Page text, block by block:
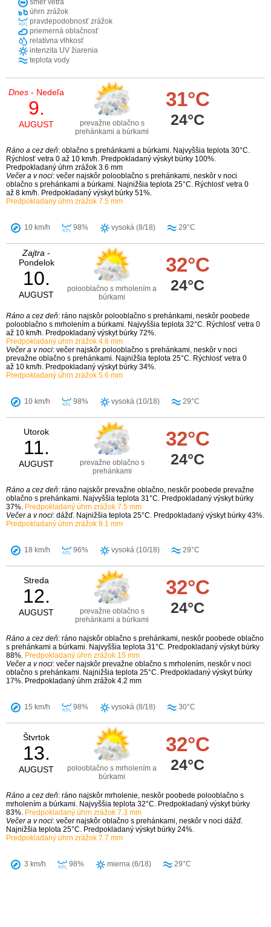
smer vetra
úhrn zrážok
pravdepodobnosť zrážok
priemerná oblačnosť
relatívna vlhkosť
intenzita UV žiarenia
teplota vody
Dnes - Nedeľa
9.
AUGUST
prevažne oblačno s
prehánkami a búrkami
31°C
24°C
Ráno a cez deň: oblačno s prehánkami a búrkami. Najvyššia teplota 30°C.
Rýchlosť vetra 0 až 10 km/h. Predpokladaný výskyt búrky 100%.
Predpokladaný úhrn zrážok 3.6 mm
Večer a v noci: večer najskôr polooblačno s prehánkami, neskôr v noci
oblačno s prehánkami a búrkami. Najnižšia teplota 25°C. Rýchlosť vetra 0
až 8 km/h. Predpokladaný výskyt búrky 51%.
Predpokladaný úhrn zrážok 7.5 mm
10 km/h 98% vysoká (8/18) 29°C
Zajtra -
Pondelok
10.
AUGUST
polooblačno s mrholením a
búrkami
32°C
24°C
Ráno a cez deň: ráno najskôr polooblačno s prehánkami, neskôr poobede
polooblačno s mrholením a búrkami. Najvyššia teplota 32°C. Rýchlosť vetra 0
až 10 km/h. Predpokladaný výskyt búrky 72%.
Predpokladaný úhrn zrážok 4.6 mm
Večer a v noci: večer najskôr polooblačno s prehánkami, neskôr v noci
prevažne oblačno s prehánkami. Najnižšia teplota 25°C. Rýchlosť vetra 0
až 10 km/h. Predpokladaný výskyt búrky 34%.
Predpokladaný úhrn zrážok 5.6 mm
10 km/h 98% vysoká (10/18) 29°C
Utorok
11.
AUGUST
prevažne oblačno s
prehánkami
32°C
24°C
Ráno a cez deň: ráno najskôr prevažne oblačno, neskôr poobede prevažne
oblačno s prehánkami. Najvyššia teplota 31°C. Predpokladaný výskyt búrky
37%. Predpokladaný úhrn zrážok 7.5 mm
Večer a v noci: dážď. Najnižšia teplota 25°C. Predpokladaný výskyt búrky 43%.
Predpokladaný úhrn zrážok 9.1 mm
18 km/h 96% vysoká (10/18) 29°C
Streda
12.
AUGUST
prevažne oblačno s
prehánkami a búrkami
32°C
24°C
Ráno a cez deň: ráno najskôr oblačno s prehánkami, neskôr poobede oblačno
s prehánkami a búrkami. Najvyššia teplota 31°C. Predpokladaný výskyt búrky
88%. Predpokladaný úhrn zrážok 15 mm
Večer a v noci: večer najskôr prevažne oblačno s mrholením, neskôr v noci
oblačno s prehánkami. Najnižšia teplota 25°C. Predpokladaný výskyt búrky
17%. Predpokladaný úhrn zrážok 4.2 mm
15 km/h 98% vysoká (8/18) 30°C
Štvrtok
13.
AUGUST
polooblačno s mrholením a
búrkami
32°C
24°C
Ráno a cez deň: ráno najskôr mrholenie, neskôr poobede polooblačno s
mrholením a búrkami. Najvyššia teplota 32°C. Predpokladaný výskyt búrky
83%. Predpokladaný úhrn zrážok 7.3 mm
Večer a v noci: večer najskôr oblačno s prehánkami, neskôr v noci dážď.
Najnižšia teplota 25°C. Predpokladaný výskyt búrky 24%.
Predpokladaný úhrn zrážok 7.7 mm
3 km/h 98% mierna (6/18) 29°C